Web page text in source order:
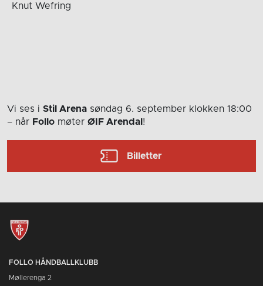
Knut Wefring
Vi ses i Stil Arena søndag 6. september klokken 18:00
– når Follo møter ØIF Arendal !
Billetter
FOLLO HÅNDBALLKLUBB
Møllerenga 2